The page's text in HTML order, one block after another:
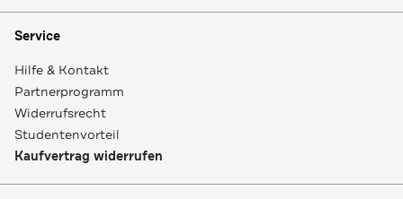
Service
Hilfe & Kontakt
Partnerprogramm
Widerrufsrecht
Studentenvorteil
Kaufvertrag widerrufen